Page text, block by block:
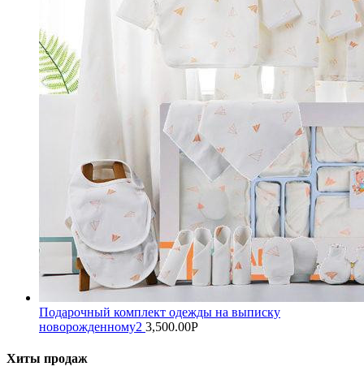
Подарочный комплект одежды на выписку
новорожденному2 3,500.00Р
Хиты продаж